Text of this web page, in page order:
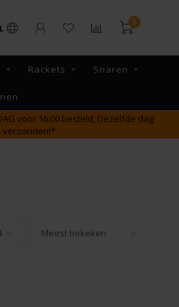
0
Rackets Snaren
voor 16:00 besteld, Dezelfde dag
verzonden!*